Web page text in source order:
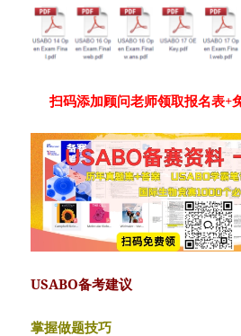
扫码添加顾问老师领取报名表+
USABO备考建议
掌握做题技巧